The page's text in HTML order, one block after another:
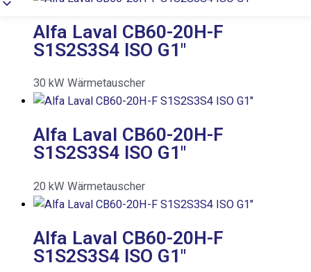
Alfa Laval CB60-20H-F
S1S2S3S4 ISO G1″
30 kW Wärmetauscher
Alfa Laval CB60-20H-F
S1S2S3S4 ISO G1″
20 kW Wärmetauscher
Alfa Laval CB60-20H-F
S1S2S3S4 ISO G1″